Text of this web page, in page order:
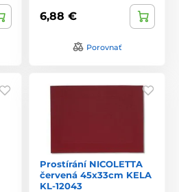
6,88 €
Porovnať
Prostírání NICOLETTA
červená 45x33cm KELA
KL-12043